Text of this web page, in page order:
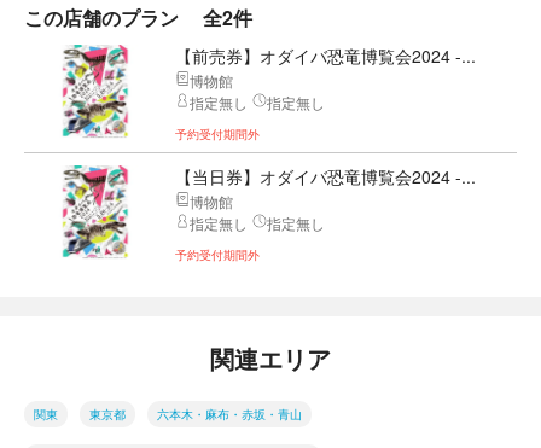
この店舗のプラン 全2件
【前売券】オダイバ恐竜博覧会2024 -...
博物館
指定無し
指定無し
予約受付期間外
【当日券】オダイバ恐竜博覧会2024 -...
博物館
指定無し
指定無し
予約受付期間外
関連エリア
関東 東京都 六本木・麻布・赤坂・青山